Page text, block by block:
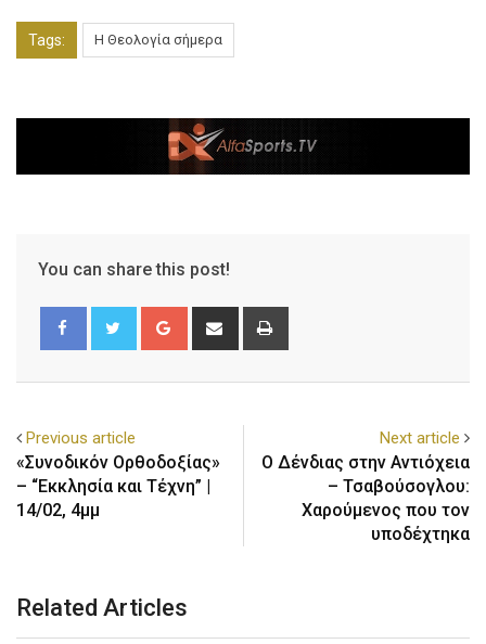
Tags: Η Θεολογία σήμερα
You can share this post!
Previous article
«Συνοδικόν Ορθοδοξίας»
– “Εκκλησία και Τέχνη” |
14/02, 4μμ
Next article
Ο Δένδιας στην Αντιόχεια
– Τσαβούσογλου:
Χαρούμενος που τον
υποδέχτηκα
Related Articles